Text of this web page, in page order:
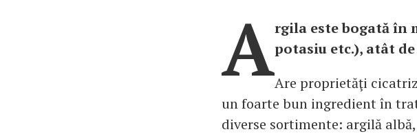
Argila este bogată în
potasiu etc.), atât
Are proprietăţi
un foarte bun ingredient în
diverse sortimente: argilă